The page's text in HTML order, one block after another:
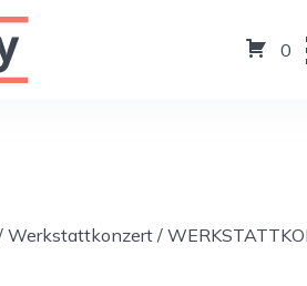
0
Werkstattkonzert /